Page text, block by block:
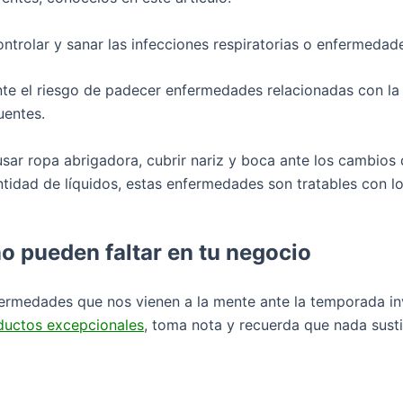
y sanar las infecciones respiratorias o
el riesgo de padecer enfermedades relacionadas con
ropa abrigadora, cubrir nariz y boca ante los
de líquidos, estas enfermedades son tratables con
pueden faltar en tu negocio
que nos vienen a la mente ante la temporada
excepcionales, toma nota y recuerda que nada